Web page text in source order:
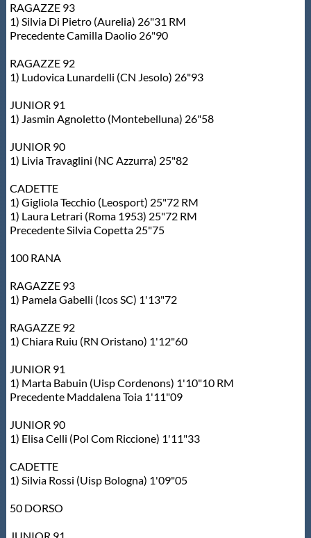
RAGAZZE 93
1) Silvia Di Pietro (Aurelia) 26"31 RM
Precedente Camilla Daolio 26"90
RAGAZZE 92
1) Ludovica Lunardelli (CN Jesolo) 26"93
JUNIOR 91
1) Jasmin Agnoletto (Montebelluna) 26"58
JUNIOR 90
1) Livia Travaglini (NC Azzurra) 25"82
CADETTE
1) Gigliola Tecchio (Leosport) 25"72 RM
1) Laura Letrari (Roma 1953) 25"72 RM
Precedente Silvia Copetta 25"75
100 RANA
RAGAZZE 93
1) Pamela Gabelli (Icos SC) 1'13"72
RAGAZZE 92
1) Chiara Ruiu (RN Oristano) 1'12"60
JUNIOR 91
1) Marta Babuin (Uisp Cordenons) 1'10"10 RM
Precedente Maddalena Toia 1'11"09
JUNIOR 90
1) Elisa Celli (Pol Com Riccione) 1'11"33
CADETTE
1) Silvia Rossi (Uisp Bologna) 1'09"05
50 DORSO